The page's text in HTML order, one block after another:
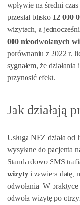
wpływie na średni
przesłał blisko 12 000
wizytach, a
000 nieodwołanych
porównaniu z 2022 r.
sygnałem, że
przynosić efekt.
Jak działają
Usługa NFZ działa
wysyłane do pacjenta
Standardowo SMS
wizyty i zawiera datę,
odwołania. W
odwoła wizytę po